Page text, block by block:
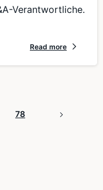
Verantwortliche.
Read more
78